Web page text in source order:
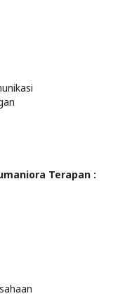
Terapan :